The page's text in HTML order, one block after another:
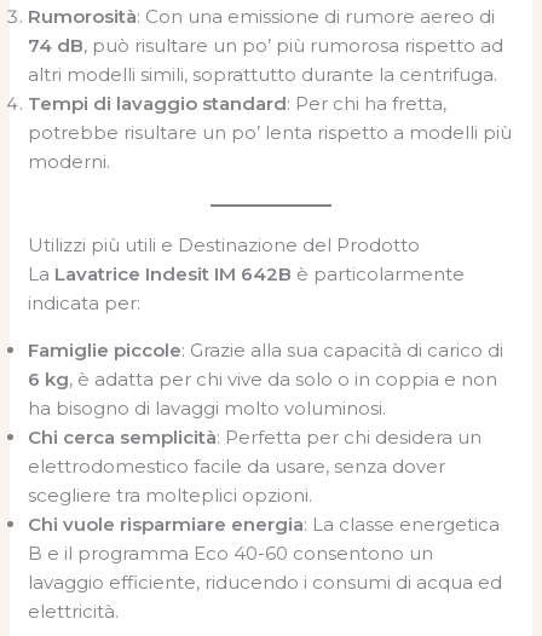
Rumorosità: Con una emissione di rumore aereo di
74 dB, può risultare un po’ più rumorosa rispetto ad
altri modelli simili, soprattutto durante la centrifuga.
Tempi di lavaggio standard: Per chi ha fretta,
potrebbe risultare un po’ lenta rispetto a modelli più
moderni.
Utilizzi più utili e Destinazione del Prodotto
La Lavatrice Indesit IM 642B è particolarmente
indicata per:
Famiglie piccole: Grazie alla sua capacità di carico di
6 kg, è adatta per chi vive da solo o in coppia e non
ha bisogno di lavaggi molto voluminosi.
Chi cerca semplicità: Perfetta per chi desidera un
elettrodomestico facile da usare, senza dover
scegliere tra molteplici opzioni.
Chi vuole risparmiare energia: La classe energetica
B e il programma Eco 40-60 consentono un
lavaggio efficiente, riducendo i consumi di acqua ed
elettricità.